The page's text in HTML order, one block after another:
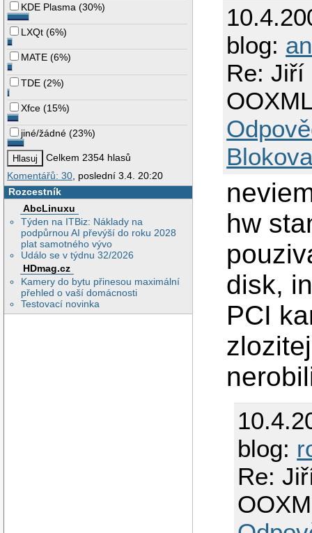
KDE Plasma (30%)
LXQt (6%)
MATE (6%)
TDE (2%)
Xfce (15%)
jiné/žádné (23%)
Celkem 2354 hlasů
Komentářů: 30 , poslední 3.4. 20:20
Rozcestník
AbcLinuxu
Týden na ITBiz: Náklady na
podpůrnou AI převýší do roku 2028
plat samotného vývo
Událo se v týdnu 32/2026
HDmag.cz
Kamery do bytu přinesou maximální
přehled o vaší domácnosti
Testovací novinka
blog:
Re: Jiří
hw
disk,
PCI
blog:
Re: